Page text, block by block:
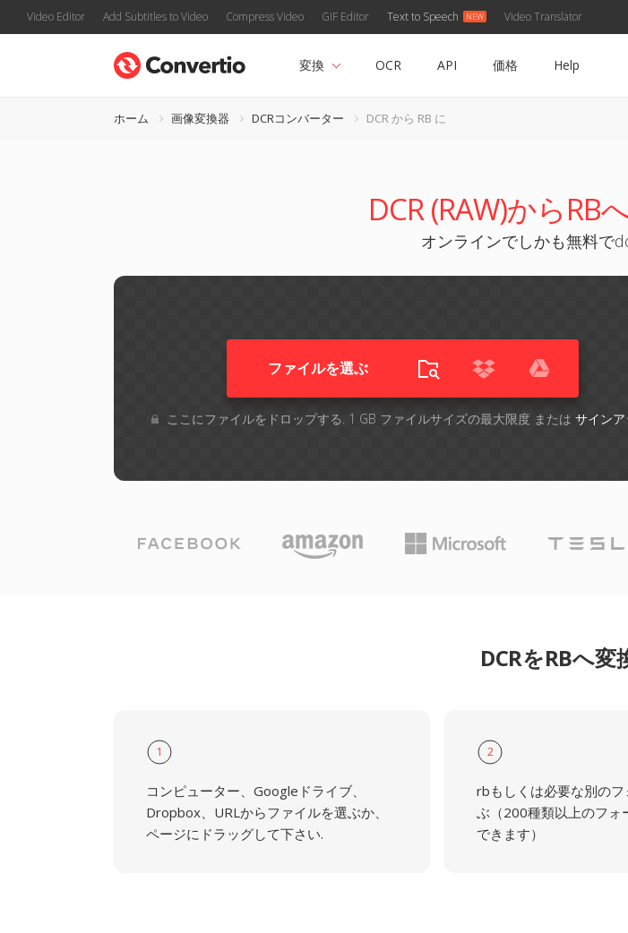
Video Editor Add Subtitles to Video Compress Video GIF Editor Text to Speech Video Translator
変換 OCR API 価格 Help
ホーム 画像変換器 DCRコンバーター DCR から RB に
DCR (RAW)からRB
オンラインでしかも無料で
ファイルを選ぶ
ここにファイルをドロップする. 1 GB ファイルサイズの最大限度 または サイン
DCRをRBへ変
1
コンピューター、Googleドライブ、
Dropbox、URLからファイルを選ぶか、
ページにドラッグして下さい.
2
rbもしくは必要な別の
ぶ（200種類以上のフォ
できます）